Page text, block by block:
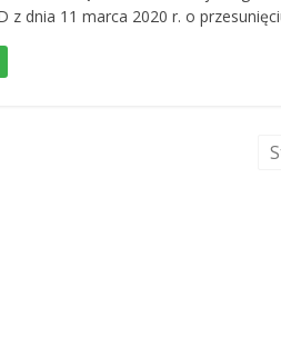
z dnia 11 marca 2020 r. o